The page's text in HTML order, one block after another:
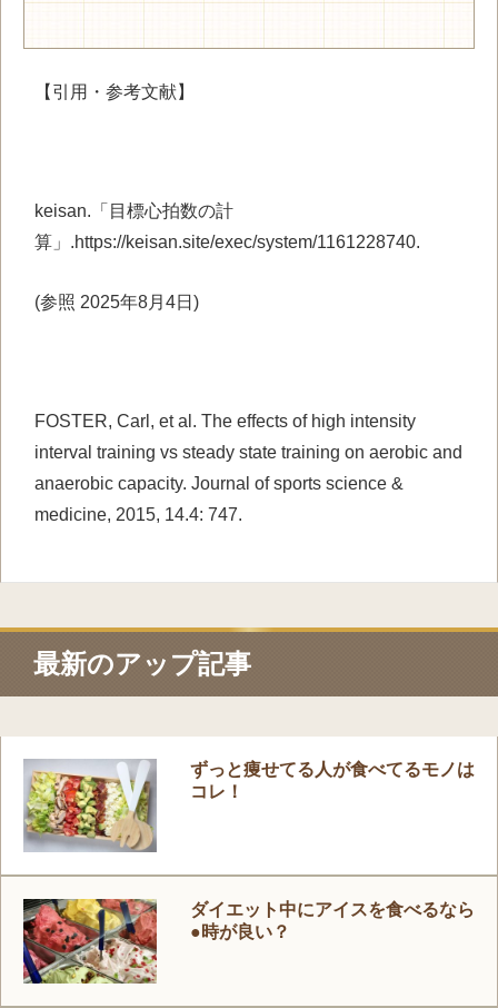
【引用・参考文献】
keisan.「目標心拍数の計
算」.https://keisan.site/exec/system/1161228740.
(参照 2025年8月4日)
FOSTER, Carl, et al. The effects of high intensity
interval training vs steady state training on aerobic and
anaerobic capacity. Journal of sports science &
medicine, 2015, 14.4: 747.
最新のアップ記事
ずっと痩せてる人が食べてるモノは
コレ！
ダイエット中にアイスを食べるなら
●時が良い？